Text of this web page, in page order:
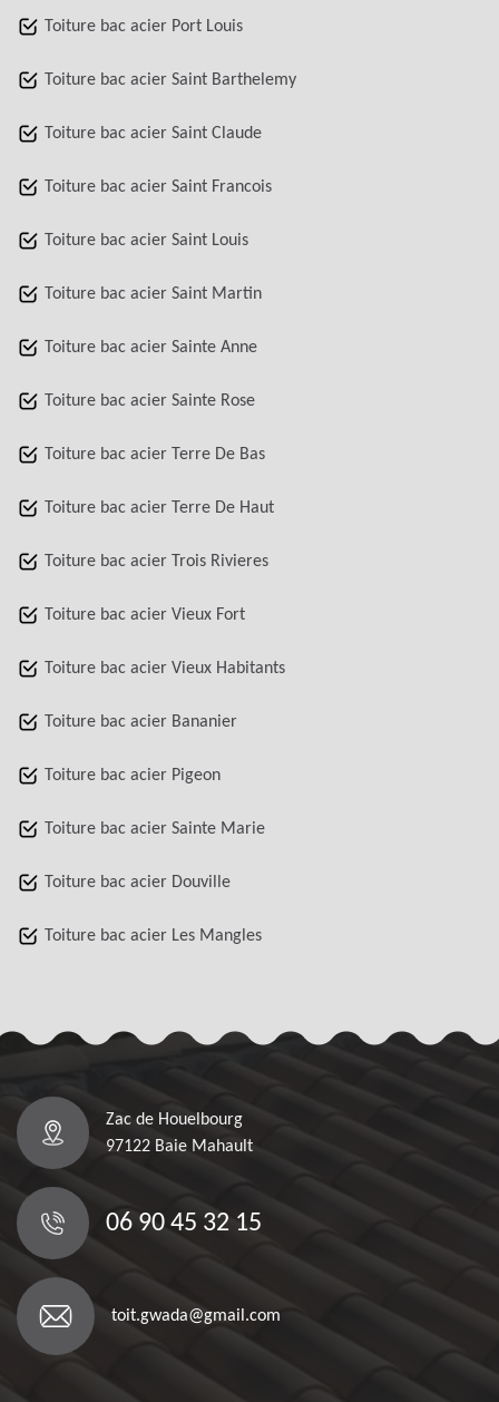
Toiture bac acier Port Louis
Toiture bac acier Saint Barthelemy
Toiture bac acier Saint Claude
Toiture bac acier Saint Francois
Toiture bac acier Saint Louis
Toiture bac acier Saint Martin
Toiture bac acier Sainte Anne
Toiture bac acier Sainte Rose
Toiture bac acier Terre De Bas
Toiture bac acier Terre De Haut
Toiture bac acier Trois Rivieres
Toiture bac acier Vieux Fort
Toiture bac acier Vieux Habitants
Toiture bac acier Bananier
Toiture bac acier Pigeon
Toiture bac acier Sainte Marie
Toiture bac acier Douville
Toiture bac acier Les Mangles
Zac de Houelbourg
97122 Baie Mahault
06 90 45 32 15
toit.gwada@gmail.com